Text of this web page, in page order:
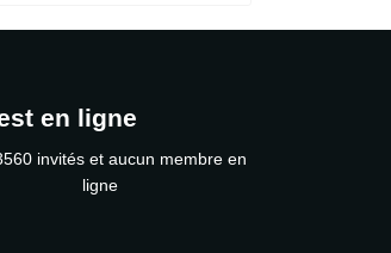
en ligne
invités et aucun membre en
ligne